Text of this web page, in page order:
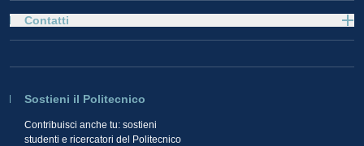
Sostieni il Politecnico
Contribuisci anche tu: sostieni
studenti e ricercatori del Politecnico
Contatti